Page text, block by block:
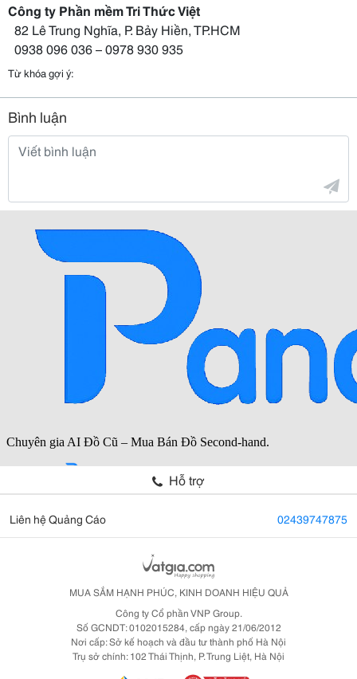
Công ty Phần mềm Tri Thức Việt
  82 Lê Trung Nghĩa, P. Bảy Hiền, TP.HCM
  0938 096 036 – 0978 930 935
Từ khóa gợi ý:
Bình luận
Hỗ trợ
Liên hệ Quảng Cáo 02439747875
MUA SẮM HẠNH PHÚC, KINH DOANH HIỆU QUẢ
Công ty Cổ phần VNP Group.
Số GCNDT: 0102015284, cấp ngày 21/06/2012
Nơi cấp: Sở kế hoạch và đầu tư thành phố Hà Nội
Trụ sở chính: 102 Thái Thịnh, P. Trung Liệt, Hà Nội